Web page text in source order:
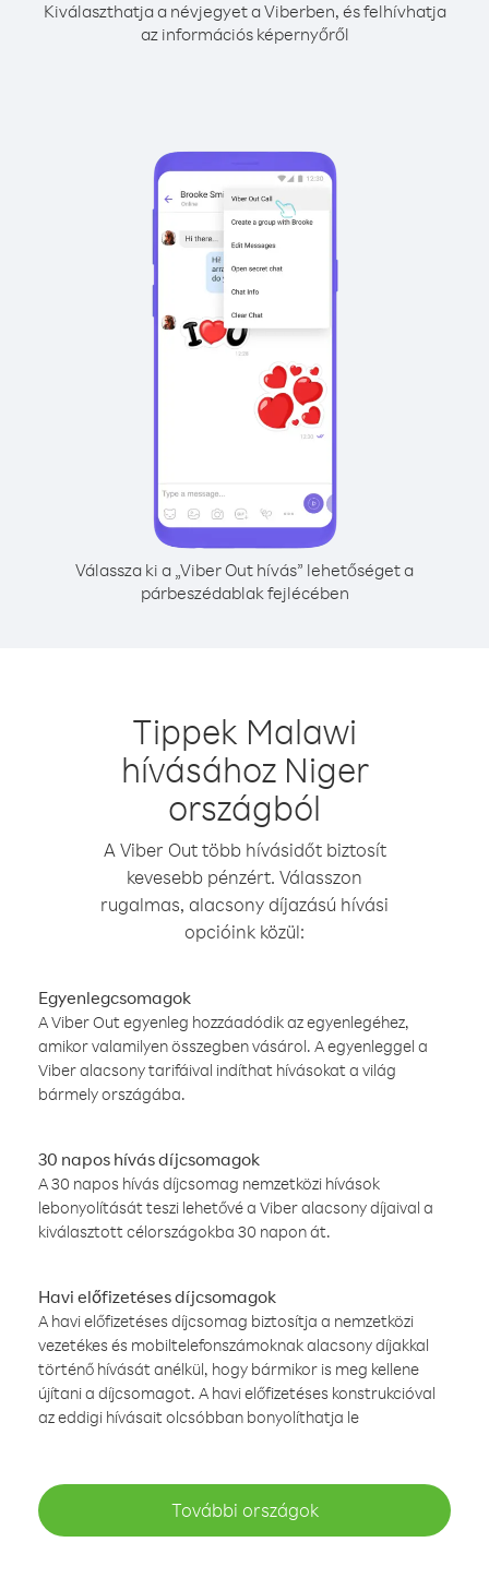
Kiválaszthatja a névjegyet a Viberben, és felhívhatja
az információs képernyőről
Válassza ki a „Viber Out hívás” lehetőséget a
párbeszédablak fejlécében
Tippek Malawi
hívásához Niger
országból
A Viber Out több hívásidőt biztosít
kevesebb pénzért. Válasszon
rugalmas, alacsony díjazású hívási
opcióink közül:
Egyenlegcsomagok
A Viber Out egyenleg hozzáadódik az egyenlegéhez,
amikor valamilyen összegben vásárol. A egyenleggel a
Viber alacsony tarifáival indíthat hívásokat a világ
bármely országába.
30 napos hívás díjcsomagok
A 30 napos hívás díjcsomag nemzetközi hívások
lebonyolítását teszi lehetővé a Viber alacsony díjaival a
kiválasztott célországokba 30 napon át.
Havi előfizetéses díjcsomagok
A havi előfizetéses díjcsomag biztosítja a nemzetközi
vezetékes és mobiltelefonszámoknak alacsony díjakkal
történő hívását anélkül, hogy bármikor is meg kellene
újítani a díjcsomagot. A havi előfizetéses konstrukcióval
az eddigi hívásait olcsóbban bonyolíthatja le
További országok